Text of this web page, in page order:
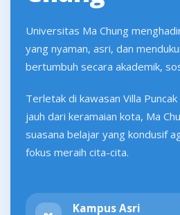
Universitas Ma Chung
yang nyaman, asri, dan
bertumbuh secara akademik,
Terletak di kawasan Villa
jauh dari keramaian kota, Ma
suasana belajar yang kondusif
fokus meraih cita-cita.
Kampus Asri